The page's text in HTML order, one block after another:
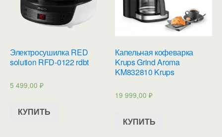
Электросушилка RED
solution RFD-0122 rdbt
5 499,00 ₽
КУПИТЬ
Капельная кофеварка
Krups Grind Aroma
KM832810 Krups
19 999,00₽
КУПИТЬ